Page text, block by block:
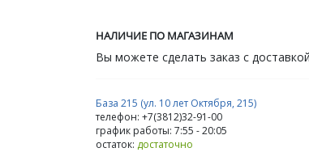
НАЛИЧИЕ ПО МАГАЗИНАМ
Вы можете сделать заказ с
База 215 (ул. 10 лет Октября, 215)
телефон: +7(3812)32-91-00
график работы: 7:55 - 20:05
остаток: достаточно